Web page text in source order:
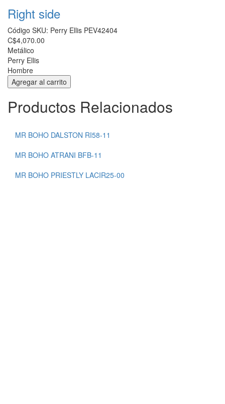
Right side
Código SKU: Perry Ellis PEV42404
C$4,070.00
Metálico
Perry Ellis
Hombre
Productos Relacionados
CAROLINA HERRERA VHE848K
CAROLINA HERRERA VHE811
CAROLINA HERRERA VHE804
MR BOHO DALSTON RI58-11
MR BOHO ATRANI BFB-11
MR BOHO PRIESTLY LACIR25-00